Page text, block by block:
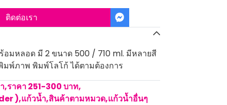
ติดต่อเรา
อมหลอด มี 2 ขนาด 500 / 710 ml. มีหลายสี
มพ์ภาพ พิมพ์โลโก้ ได้ตามต้องการ
,ราคา 251-300 บาท,
),แก้วน้ำ,สินค้าตามหมวด,แก้วน้ำอื่นๆ